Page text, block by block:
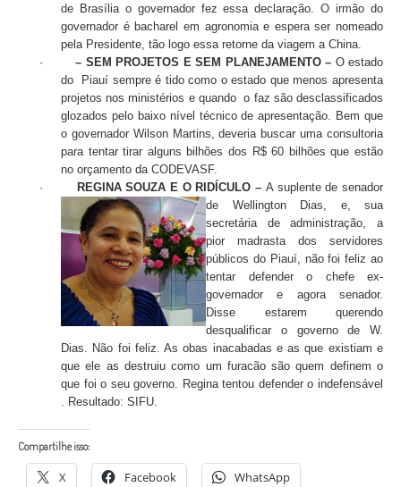
de Brasília o governador fez essa declaração. O irmão do
governador é bacharel em agronomia e espera ser nomeado
pela Presidente, tão logo essa retorne da viagem a China.
·
– SEM PROJETOS E SEM PLANEJAMENTO – O estado
do Piauí sempre é tido como o estado que menos apresenta
projetos nos ministérios e quando o faz são desclassificados
glozados pelo baixo nível técnico de apresentação. Bem que
o governador Wilson Martins, deveria buscar uma consultoria
para tentar tirar alguns bilhões dos R$ 60 bilhões que estão
no orçamento da CODEVASF.
·
REGINA SOUZA E O RIDÍCULO – A suplente de senador
de Wellington Dias, e, sua
secretária de administração, a
pior madrasta dos servidores
públicos do Piauí, não foi feliz ao
tentar defender o chefe ex-
governador e agora senador.
Disse estarem querendo
desqualificar o governo de W.
Dias. Não foi feliz. As obas inacabadas e as que existiam e
que ele as destruiu como um furacão são quem definem o
que foi o seu governo. Regina tentou defender o indefensável
. Resultado: SIFU.
Compartilhe isso:
X Facebook WhatsApp